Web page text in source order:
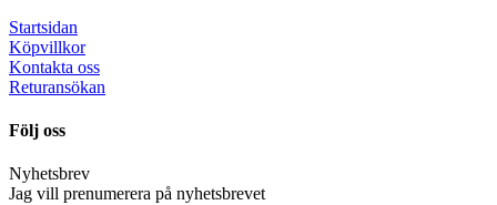
Startsidan
Köpvillkor
Kontakta oss
Returansökan
Följ oss
Nyhetsbrev
Jag vill prenumerera på nyhetsbrevet